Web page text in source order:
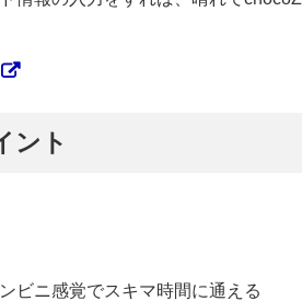
ント
ビニ感覚でスキマ時間に通える